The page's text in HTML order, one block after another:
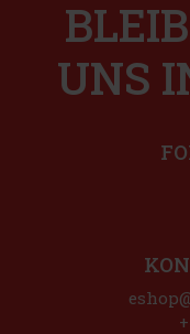
Claro 1/5
UNS